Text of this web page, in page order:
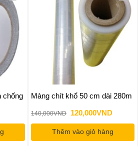
chống
Màng chít khổ 50 cm dài 280m
140,000VND
Giá
là:
140,000VND.
120,000VNDGiá
tại
là:
Thêm vào giỏ hàng